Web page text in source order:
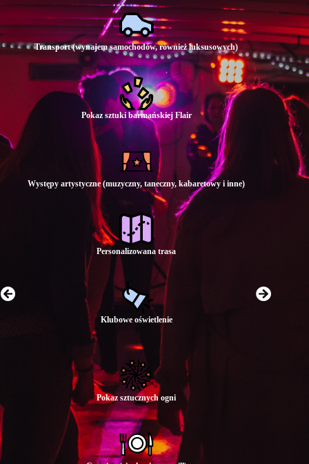
Transport (wynajem samochodów, również luksusowych)
Pokaz sztuki barmańskiej Flair
Występy artystyczne (muzyczny, taneczny, kabaretowy i inne)
Personalizowana trasa
Klubowe oświetlenie
Pokaz sztucznych ogni